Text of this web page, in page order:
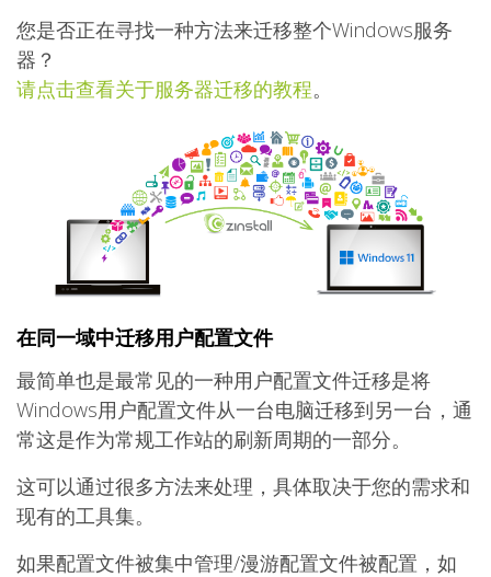
您是否正在寻找一种方法来迁移整个Windows服务
器？
请点击查看关于服务器迁移的教程。
在同一域中迁移用户配置文件
最简单也是最常见的一种用户配置文件迁移是将
Windows用户配置文件从一台电脑迁移到另一台，通
常这是作为常规工作站的刷新周期的一部分。
这可以通过很多方法来处理，具体取决于您的需求和
现有的工具集。
如果配置文件被集中管理/漫游配置文件被配置，如